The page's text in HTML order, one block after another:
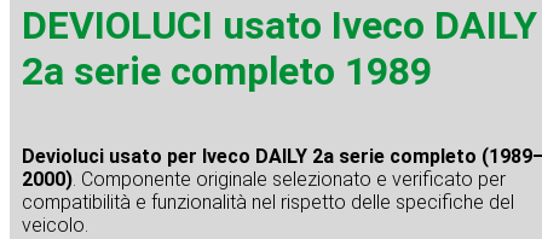
DEVIOLUCI usato Iveco DAILY
2a serie completo 1989
Devioluci usato per Iveco DAILY 2a serie completo
2000). Componente originale selezionato e verificato per
compatibilità e funzionalità nel rispetto delle specifiche del
veicolo.